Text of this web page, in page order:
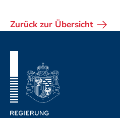
Zurück zur Übersicht